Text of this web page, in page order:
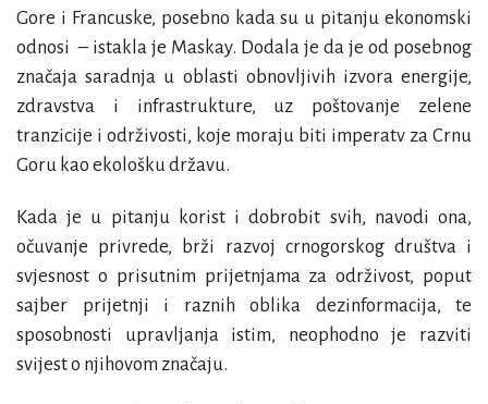
Gore i Francuske, posebno kada su u pitanju ekonomski
odnosi – istakla je Maskay. Dodala je da je od posebnog
značaja saradnja u oblasti obnovljivih izvora energije,
zdravstva i infrastrukture, uz poštovanje zelene
tranzicije i održivosti, koje moraju biti imperatv za Crnu
Goru kao ekološku državu.
Kada je u pitanju korist i dobrobit svih, navodi ona,
očuvanje privrede, brži razvoj crnogorskog društva i
svjesnost o prisutnim prijetnjama za održivost, poput
sajber prijetnji i raznih oblika dezinformacija, te
sposobnosti upravljanja istim, neophodno je razviti
svijest o njihovom značaju.